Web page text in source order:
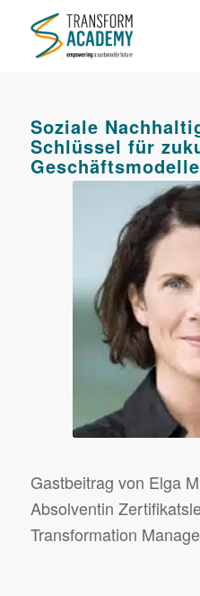
Soziale
Schlüssel für
Geschäftsmodelle
Gastbeitrag von Elga
Absolventin
Transformation